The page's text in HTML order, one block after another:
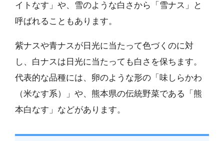
イトなす」や、雪のような白さから「雪ナス」と
呼ばれることもあります。
紫ナスや青ナスが日光に当たって色づくのに対
し、白ナスは日光に当たっても白さを保ちます。
代表的な品種には、卵のような形の「味しらかわ
（米なす系）」や、熊本県の伝統野菜である「熊
本白なす」などがあります。